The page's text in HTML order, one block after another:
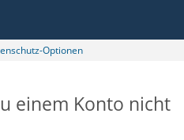
Optionen
einem Konto nicht